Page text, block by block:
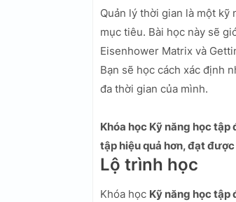
Quản lý thời gian là một
mục tiêu. Bài học này sẽ
Eisenhower Matrix và
Bạn sẽ học cách xác định
đa thời gian của mình.
Khóa học Kỹ năng học
tập hiệu quả hơn, đạt
Lộ trình học
Khóa học Kỹ năng học tập